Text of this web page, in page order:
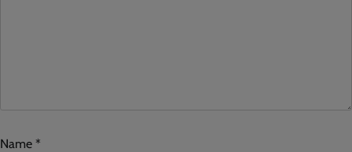
Name *